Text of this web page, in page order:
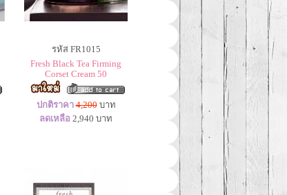
รหัส FR1015
Fresh Black Tea Firming
Corset Cream 50
ปกติราคา 4,200บาท
ลดเหลือ 2,940 บาท